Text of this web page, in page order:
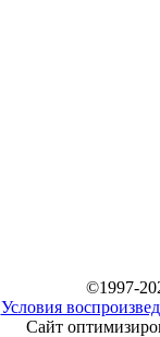
©1997-
Условия
Сайт